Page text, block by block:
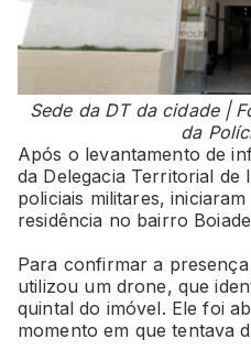
Sede da DT da cidade |
da
Após o levantamento de
da Delegacia Territorial de
policiais militares,
residência no bairro
Para confirmar a
utilizou um drone, que
quintal do imóvel. Ele foi
momento em que tentava